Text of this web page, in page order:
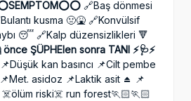
🔗Baş dönmesi
kusma 🤢🤮 🔗Konvülsif
😴 🔗Kalp düzensizlikleri 🔻
önce ŞÜPHElen sonra TANI ⚡️🩺⚡️
📌Düşük kan basıncı 📌Cilt pembe
📌Met. asidoz 📌Laktik asit ⏏️ 📌
☠️ölüm riski☠️ run forest🏃🏻🏃🏻